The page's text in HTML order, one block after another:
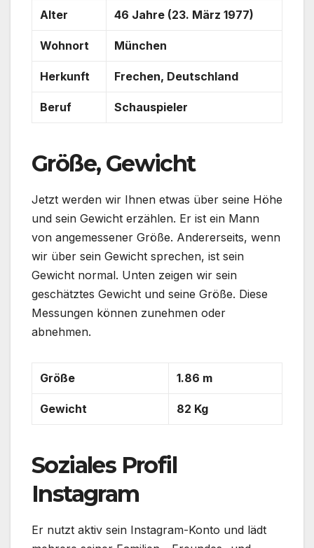
Alter 46 Jahre (23. März 1977)
Wohnort München
Herkunft Frechen, Deutschland
Beruf Schauspieler
Größe, Gewicht
Jetzt werden wir Ihnen etwas über seine Höhe
und sein Gewicht erzählen. Er ist ein Mann
von angemessener Größe. Andererseits, wenn
wir über sein Gewicht sprechen, ist sein
Gewicht normal. Unten zeigen wir sein
geschätztes Gewicht und seine Größe. Diese
Messungen können zunehmen oder
abnehmen.
Größe 1.86 m
Gewicht 82 Kg
Soziales Profil
Instagram
Er nutzt aktiv sein Instagram-Konto und lädt